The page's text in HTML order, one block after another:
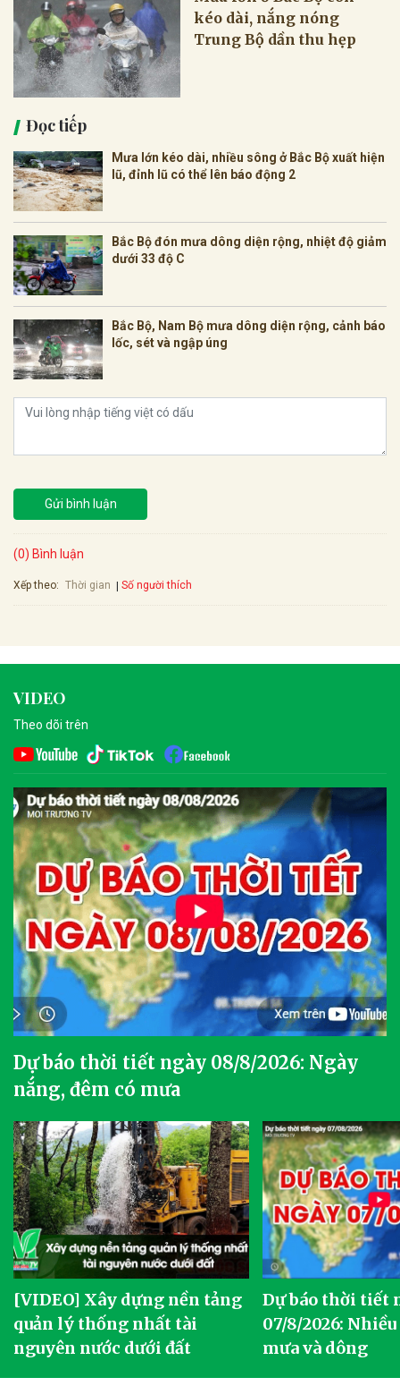
kéo dài, nắng nóng
Trung Bộ dần thu hẹp
Đọc tiếp
Mưa lớn kéo dài, nhiều sông ở Bắc Bộ xuất hiện
lũ, đỉnh lũ có thể lên báo động 2
Bắc Bộ đón mưa dông diện rộng, nhiệt độ giảm
dưới 33 độ C
Bắc Bộ, Nam Bộ mưa dông diện rộng, cảnh báo
lốc, sét và ngập úng
Gửi bình luận
(0) Bình luận
Xếp theo: Thời gian Số người thích
VIDEO
Theo dõi trên
Dự báo thời tiết ngày 08/8/2026: Ngày
nắng, đêm có mưa
[VIDEO] Xây dựng nền tảng
quản lý thống nhất tài
nguyên nước dưới đất
Dự báo thời tiết
07/8/2026:
mưa và dông